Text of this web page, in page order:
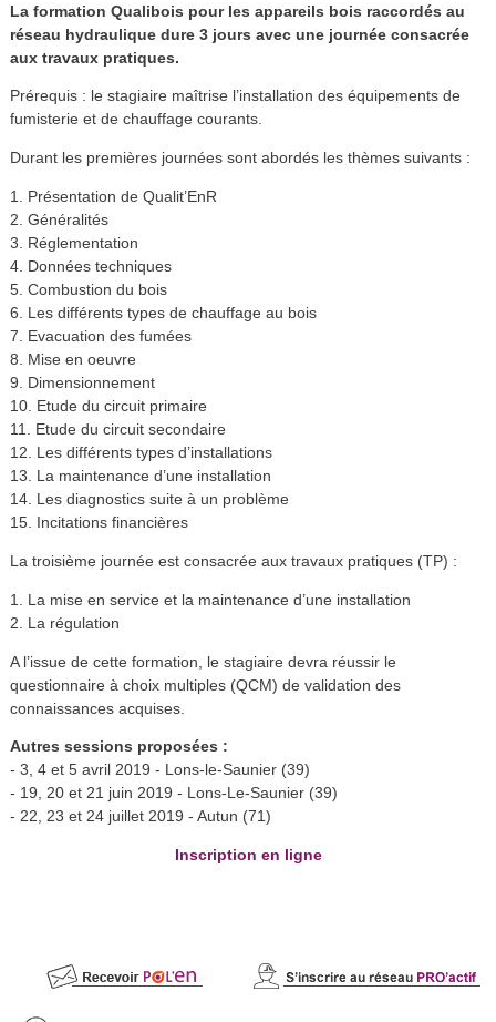
La formation Qualibois pour les appareils bois raccordés au
réseau hydraulique dure 3 jours avec une journée consacrée
aux travaux pratiques.
Prérequis : le stagiaire maîtrise l’installation des équipements de
fumisterie et de chauf­fage courants.
Durant les premières journées sont abordés les thèmes suivants :
1. Présentation de Qualit’EnR
2. Généralités
3. Réglementation
4. Données techniques
5. Combustion du bois
6. Les différents types de chauffage au bois
7. Evacuation des fumées
8. Mise en oeuvre
9. Dimensionnement
10. Etude du circuit primaire
11. Etude du circuit secondaire
12. Les différents types d’installations
13. La maintenance d’une installation
14. Les diagnostics suite à un problème
15. Incitations financières
La troisième journée est consacrée aux travaux pratiques (TP) :
1. La mise en service et la maintenance d’une installation
2. La régulation
A l’issue de cette formation, le stagiaire devra réussir le
questionnaire à choix multiples (QCM) de validation des
connaissances acquises.
Autres sessions proposées :
- 3, 4 et 5 avril 2019 - Lons-le-Saunier (39)
- 19, 20 et 21 juin 2019 - Lons-Le-Saunier (39)
- 22, 23 et 24 juillet 2019 - Autun (71)
Inscription en ligne